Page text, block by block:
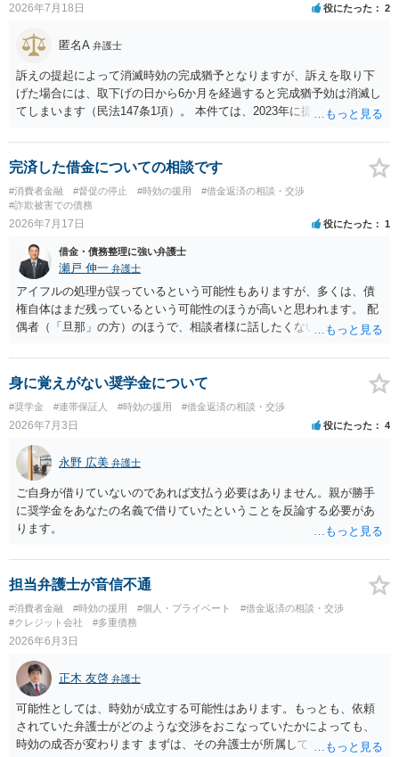
2026年7月18日 役にたった 2
匿名A 弁護士
訴えの提起によって消滅時効の完成猶予となりますが、訴えを取り下
げた場合には、取下げの日から6か月を経過すると完成猶予効は消滅し
てしまいます（民法147条1項）。 本件ては、2023年に提訴された債権
権者については取下げ日から6か月以内に再提訴しなければやはり時効
は更新しないことになります。ただし、消滅時効の起算点は、不払い
日ではなく期限の利益喪失日（通常は所定の分割の支払期日から1～2
か月程度経過しても支払いがなければ一括返済可能という契約になっ
ている）ですので、時効期間の経過が2027年1月であるとは限りません
完済した借金についての相談です
#消費者金融 #督促の停止 #時効の援用
#借金返済の相談・交渉
#詐欺被害での債務
2026年7月17日 役にたった 1
借金・債務整理に強い弁護士
瀬戸 伸一 弁護士
アイフルの処理が誤っているという可能性もありますが、多くは、債
権自体はまだ残っているという可能性のほうが高いと思われます。 配
偶者（「旦那」の方）のほうで、相談者様に話したくない事情等もあ
援用という方法も取れる可能性があるため、御主人に法律事務所に相
談にいくように説得されてはどうでしょうか。相談者様が一緒だと話
せない事情もあるかもしれないのでおひとりで行ってもらうほうがい
いかもしれません。 配偶者の債務がある状態で配偶者が亡くなると債
務を相談者様が相続するという状態になる（相続放棄などの亡くなっ
てからの方法もありますが）ため、相談者様にも関係することだとし
て相談にいくようにお話してみてはどうでしょうか。
身に覚えがない奨学金について
#奨学金 #連帯保証人 #時効の援用 #借金返済の相談・交渉
2026年7月3日 役にたった 4
永野 広美 弁護士
ご自身が借りていないのであれば支払う必要はありません。親が勝手
に奨学金をあなたの名義で借りていたということを反論する必要があ
ります。
担当弁護士が音信不通
#消費者金融 #時効の援用 #個人・プライベート
#借金返済の相談・交渉
#クレジット会社
#多重債務
2026年6月3日
正木 友啓 弁護士
可能性としては、時効が成立する可能性はあります。もっとも、依頼
されていた弁護士がどのような交渉をおこなっていたかによっても、
時効の成否が変わります まずは、その弁護士が所属していた弁護士会